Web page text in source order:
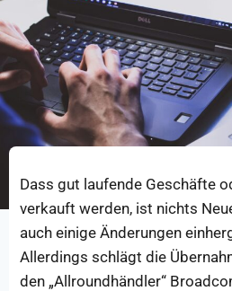
Dass gut laufende Geschäfte
verkauft werden, ist nichts
auch einige Änderungen
Allerdings schlägt die
den „Allroundhändler“